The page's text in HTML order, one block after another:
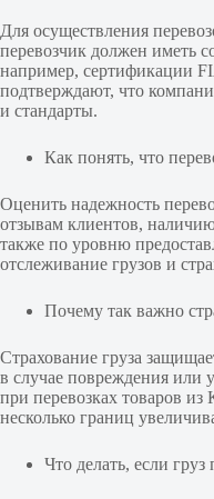
Для осуществления
перевозчик должен иметь
например, сертификации
подтверждают, что
и стандарты.
Как понять, что
Оценить надежность
отзывам клиентов,
также по уровню
отслеживание грузов и
Почему так важно
Страхование груза
в случае повреждения или
при перевозках товаров из
несколько границ
Что делать, если груз